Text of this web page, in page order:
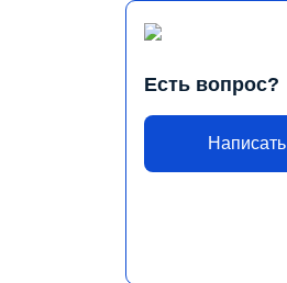
Есть вопрос?
Написать